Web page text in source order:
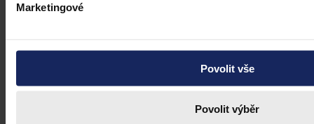
Marketingové
Povolit vše
Povolit výběr